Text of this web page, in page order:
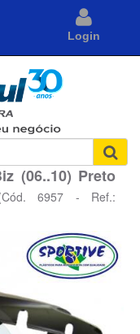
Login
(06..10) Preto
6957 - Ref.: